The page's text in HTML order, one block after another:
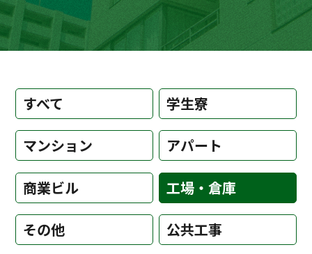
すべて 学生寮
マンション アパート
商業ビル 工場・倉庫
その他 公共工事